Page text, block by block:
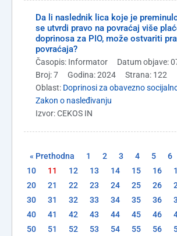
Da li naslednik lica koje je
se utvrdi pravo na povraćaj više
doprinosa za PIO, može ostvariti
povraćaja?
Časopis: Informator
Datum objave:
Broj: 7
Godina: 2024
Strana: 122
Oblast: Doprinosi za obavezno
Zakon o nasleđivanju
Izvor: CEKOS IN
« Prethodna 1 2 3 4 5 6
10
11 12 13 14 15 16
20
21 22 23 24 25 26
30
31 32 33 34 35 36
40
41 42 43 44 45 46
50
51 52 53 54 55 56